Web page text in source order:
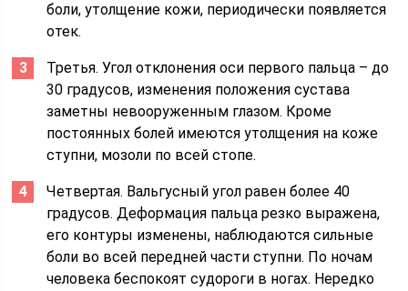
боли, утолщение кожи, периодически появляется
отек.
Третья. Угол отклонения оси первого пальца – до
30 градусов, изменения положения сустава
заметны невооруженным глазом. Кроме
постоянных болей имеются утолщения на коже
ступни, мозоли по всей стопе.
Четвертая. Вальгусный угол равен более 40
градусов. Деформация пальца резко выражена,
его контуры изменены, наблюдаются сильные
боли во всей передней части ступни. По ночам
человека беспокоят судороги в ногах. Нередко